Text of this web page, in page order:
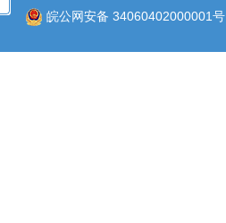
皖公网安备 34060402000001号